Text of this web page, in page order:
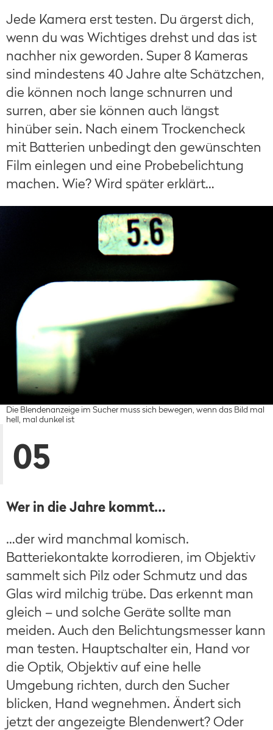
Jede Kamera erst testen. Du ärgerst dich,
wenn du was Wichtiges drehst und das ist
nachher nix geworden. Super 8 Kameras
sind mindestens 40 Jahre alte Schätzchen,
die können noch lange schnurren und
surren, aber sie können auch längst
hinüber sein. Nach einem Trockencheck
mit Batterien unbedingt den gewünschten
Film einlegen und eine Probebelichtung
machen. Wie? Wird später erklärt…
Die Blendenanzeige im Sucher muss sich bewegen, wenn das Bild mal
hell, mal dunkel ist
05
Wer in die Jahre kommt…
…der wird manchmal komisch.
Batteriekontakte korrodieren, im Objektiv
sammelt sich Pilz oder Schmutz und das
Glas wird milchig trübe. Das erkennt man
gleich – und solche Geräte sollte man
meiden. Auch den Belichtungsmesser kann
man testen. Hauptschalter ein, Hand vor
die Optik, Objektiv auf eine helle
Umgebung richten, durch den Sucher
blicken, Hand wegnehmen. Ändert sich
jetzt der angezeigte Blendenwert? Oder